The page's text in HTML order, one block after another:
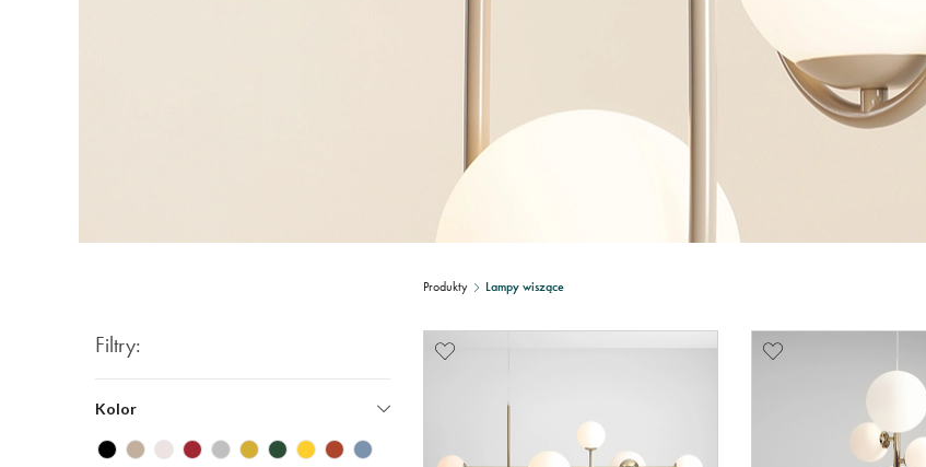
Filtry:
Kolor
Produkty Lampy wiszące